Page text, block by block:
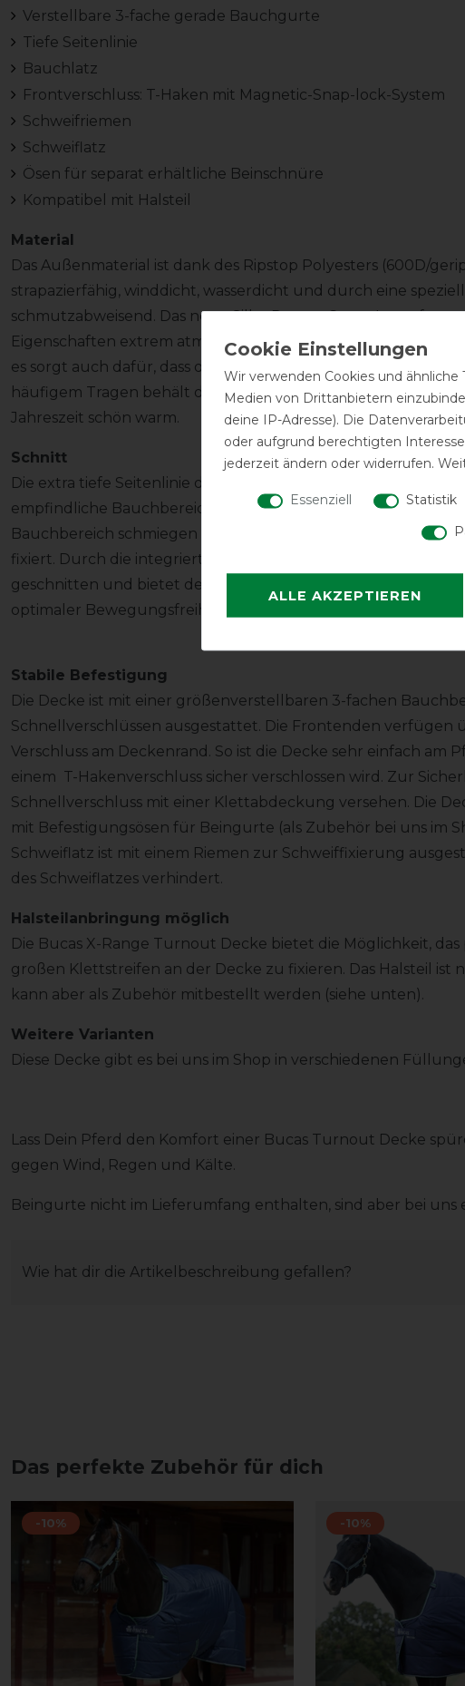
Verstellbare 3-fache gerade Bauchgurte
Tiefe Seitenlinie
Bauchlatz
Frontverschluss: T-Haken mit Magnetic-Snap-lock-System
Schweifriemen
Schweiflatz
Ösen für separat erhältliche Beinschnüre
Kompatibel mit Halsteil
Material
Das Außenmaterial ist dank des Ripstop Polyesters (600D/
strapazierfähig, winddicht, wasserdicht und durch eine
schmutzabweisend. Das neue Silky-Dermo-Care –
Eigenschaften extrem atmungsaktiv zu sein und das Pferd
es sorgt auch dafür, dass das Fell des Pferdes weich und glatt
häufigem Tragen behält das Fell seinen Glanz. Die 200g
Jahreszeit schön warm.
Schnitt
Die extra tiefe Seitenlinie des neuen Schnittes bietet
empfindliche Bauchbereich wird durch eine Art Bauchlatz
Bauchbereich schmiegen sich schön an den Bauch und
fixiert. Durch die integrierten doppelten Falten ist die Decke
geschnitten und bietet den nötigen Freiraum für das Pferd.
optimaler Bewegungsfreiheit.
Stabile Befestigung
Die Decke ist mit einer größenverstellbaren 3-fachen
Schnellverschlüssen ausgestattet. Die Frontenden verfügen
Verschluss am Deckenrand. So ist die Decke sehr einfach am
einem T-Hakenverschluss sicher verschlossen wird. Zur
Schnellverschluss mit einer Klettabdeckung versehen. Die
mit Befestigungsösen für Beingurte (als Zubehör bei uns im
Schweiflatz ist mit einem Riemen zur Schweiffixierung
des Schweiflatzes verhindert.
Halsteilanbringung möglich
Die Bucas X-Range Turnout Decke bietet die Möglichkeit, das
großen Klettstreifen an der Decke zu fixieren. Das Halsteil ist
kann aber als Zubehör mitbestellt werden (siehe unten).
Weitere Varianten
Diese Decke gibt es bei uns im Shop in verschiedenen
Lass Dein Pferd den Komfort einer Bucas Turnout Decke
gegen Wind, Regen und Kälte.
Beingurte nicht im Lieferumfang enthalten, sind aber bei uns
Wie hat dir die Artikelbeschreibung gefallen?
Das perfekte Zubehör für dich
-10% -10%
Wir verwenden Cookies und
Medien von Drittanbietern
deine IP-Adresse). Die
oder aufgrund berechtigten
jederzeit ändern oder widerrufen.
Essenziell Statistik
ALLE AKZEPTIEREN